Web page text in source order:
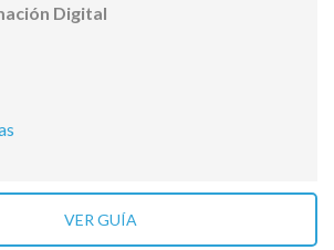
Digital
VER GUÍA